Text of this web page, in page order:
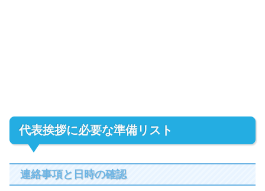
代表挨拶に必要な準備リスト
連絡事項と日時の確認